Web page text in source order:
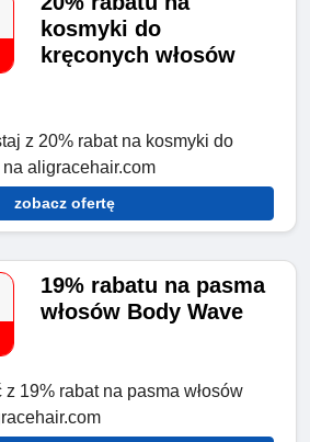
kosmyki do
kręconych włosów
z 20% rabat na kosmyki do
na aligracehair.com
zobacz ofertę
19% rabatu na pasma
włosów Body Wave
19% rabat na pasma włosów